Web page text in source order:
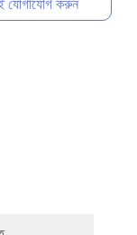
যোগাযোগ করুন